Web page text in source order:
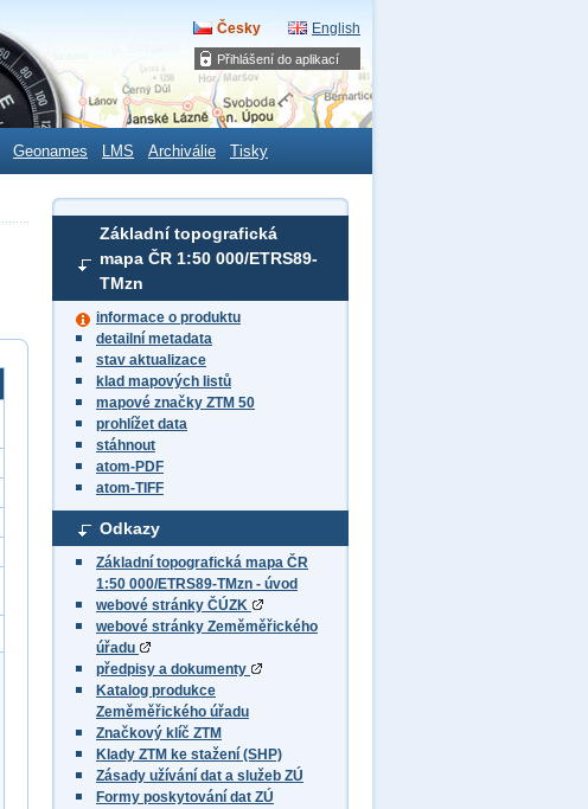
Přihlášení do aplikací
Česky English
Geonames LMS Archiválie Tisky
Základní topografická
mapa ČR 1:50 000/ETRS89-
TMzn
informace o produktu
detailní metadata
stav aktualizace
klad mapových listů
mapové značky ZTM 50
prohlížet data
stáhnout
atom-PDF
atom-TIFF
Odkazy
Základní topografická mapa ČR
1:50 000/ETRS89-TMzn - úvod
webové stránky ČÚZK
webové stránky Zeměměřického
úřadu
předpisy a dokumenty
Katalog produkce
Zeměměřického úřadu
Značkový klíč ZTM
Klady ZTM ke stažení (SHP)
Zásady užívání dat a služeb ZÚ
Formy poskytování dat ZÚ